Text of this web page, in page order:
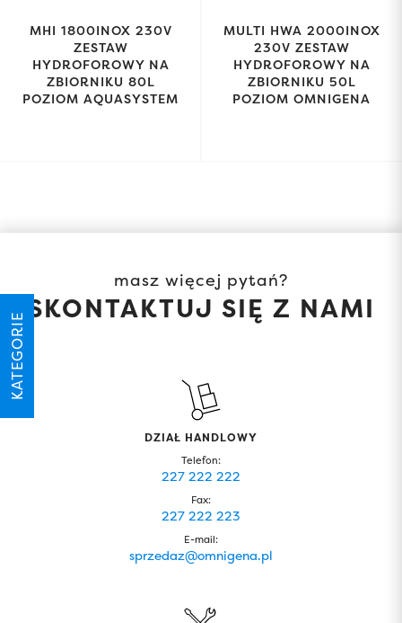
KATEGORIE
MHI 1800INOX 230V
ZESTAW
HYDROFOROWY NA
ZBIORNIKU 80L
POZIOM AQUASYSTEM
MULTI HWA 2000INOX
230V ZESTAW
HYDROFOROWY NA
ZBIORNIKU 50L
POZIOM OMNIGENA
masz więcej pytań?
SKONTAKTUJ SIĘ Z NAMI
DZIAŁ HANDLOWY
Telefon:
227 222 222
Fax:
227 222 223
E-mail:
sprzedaz@omnigena.pl